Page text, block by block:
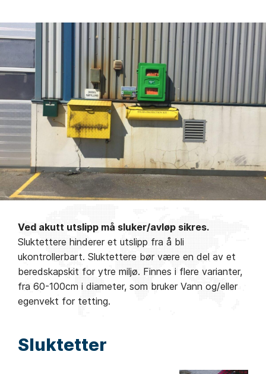
Ved akutt utslipp må sluker/avløp sikres.
Sluktettere hinderer et utslipp fra å bli
ukontrollerbart. Sluktettere bør være en del av et
beredskapskit for ytre miljø. Finnes i flere varianter,
fra 60-100cm i diameter, som bruker Vann og/eller
egenvekt for tetting.
Sluktetter